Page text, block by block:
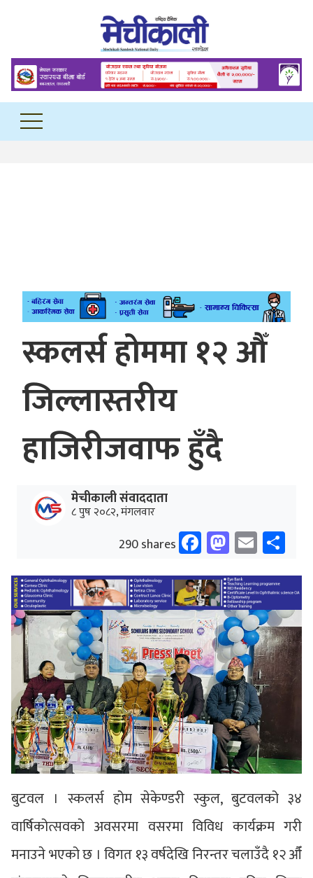
स्कलर्स होममा १२ औँ
जिल्लास्तरीय
हाजिरीजवाफ हुँदै
मेचीकाली संवाददाता
८ पुष २०८२, मंगलवार
290 shares Facebook
Email
बुटवल । स्कलर्स होम सेकेण्डरी स्कुल, बुटवलको ३४
वार्षिकोत्सवको अवसरमा वसरमा विविध कार्यक्रम गरी
मनाउने भएको छ । विगत १३ वर्षदेखि निरन्तर चलाउँदै १२ औँ